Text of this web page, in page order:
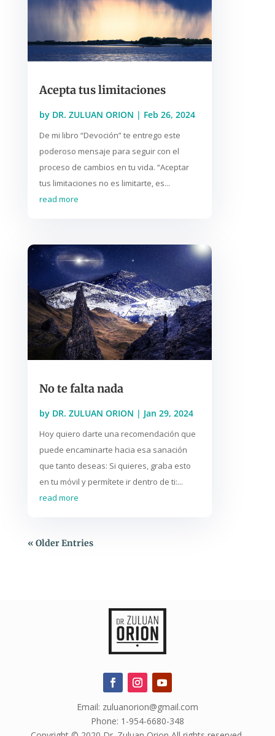
Acepta tus limitaciones
by DR. ZULUAN ORION | Feb 26, 2024
De mi libro “Devoción” te entrego este
poderoso mensaje para seguir con el
proceso de cambios en tu vida. “Aceptar
tus limitaciones no es limitarte, es...
read more
No te falta nada
by DR. ZULUAN ORION | Jan 29, 2024
Hoy quiero darte una recomendación que
puede encaminarte hacia esa sanación
que tanto deseas: Si quieres, graba esto
en tu móvil y permítete ir dentro de ti:...
read more
« Older Entries
Email: zuluanorion@gmail.com
Phone: 1-954-6680-348